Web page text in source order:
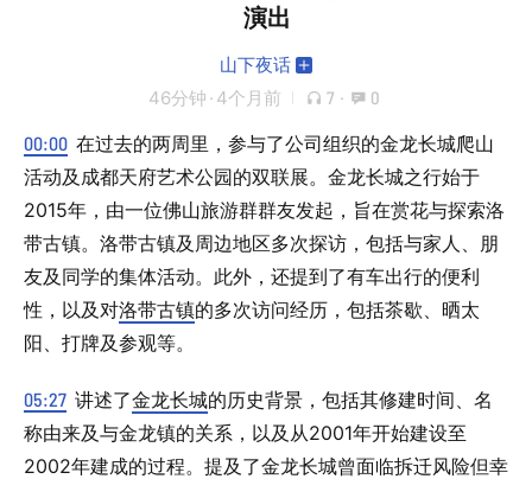
演出
山下夜话
46分钟 · 4个月前 7 · 0
00:00 在过去的两周里，参与了公司组织的金龙长城爬山
活动及成都天府艺术公园的双联展。金龙长城之行始于
2015年，由一位佛山旅游群群友发起，旨在赏花与探索洛
带古镇。洛带古镇及周边地区多次探访，包括与家人、朋
友及同学的集体活动。此外，还提到了有车出行的便利
性，以及对洛带古镇的多次访问经历，包括茶歇、晒太
阳、打牌及参观等。
05:27 讲述了金龙长城的历史背景，包括其修建时间、名
称由来及与金龙镇的关系，以及从2001年开始建设至
2002年建成的过程。提及了金龙长城曾面临拆迁风险但幸